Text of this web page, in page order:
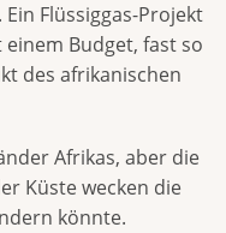
Flüssiggas-Projekt
Budget, fast so
des afrikanischen
Afrikas, aber die
Küste wecken die
könnte.